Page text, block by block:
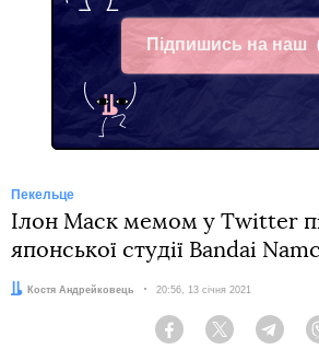
Підпишись на наш
Facebook
Пекельце
Ілон Маск мемом у Twitter
японської студії Bandai
Автор:Костя Андрейковець Дата:
20:56, 13 січня 2021
Facebook Twitter